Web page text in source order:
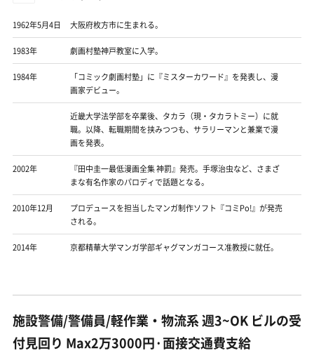
1962年5月4日 大阪府枚方市に生まれる。
1983年 劇画村塾神戸教室に入学。
1984年
「コミック劇画村塾」に『ミスターカワード』を発表し、漫
画家デビュー。
近畿大学法学部を卒業後、タカラ（現・タカラトミー）に就
職。以降、転職期間を挟みつつも、サラリーマンと兼業で漫
画を発表。
2002年
『田中圭一最低漫画全集 神罰』発売。手塚治虫など、さまざ
まな有名作家のパロディで話題となる。
2010年12月
プロデュースを担当したマンガ制作ソフト『コミPo!』が発売
される。
2014年 京都精華大学マンガ学部ギャグマンガコース准教授に就任。
施設警備/警備員/軽作業・物流系 週3~OK ビルの受
付見回り Max2万3000円·面接交通費支給